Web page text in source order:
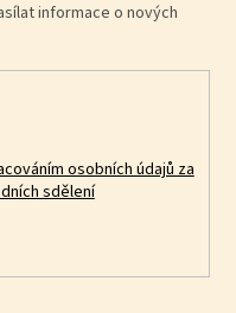
informace o nových
osobních údajů za
sdělení